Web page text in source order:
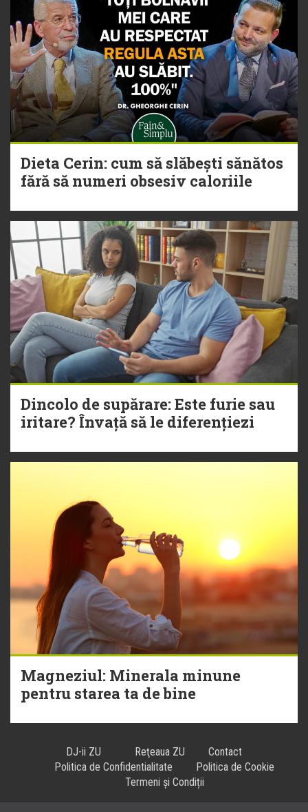
Dieta Cerin: cum să slăbești sănătos
fără să numeri obsesiv caloriile
Dincolo de supărare: Este furie sau
iritare? Învață să le diferențiezi
Magneziul: Minerala minune
pentru starea ta de bine
DJ-ii ZU Reţeaua ZU
Contact
Politica de Confidentialitate
Politica de Cookie
Termeni și Condiții